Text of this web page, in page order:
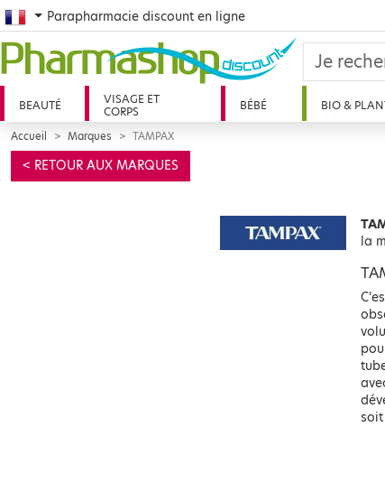
French
Parapharmacie discount en ligne
BEAUTÉ
VISAGE ET
CORPS
BÉBÉ BIO &
Accueil Marques TAMPAX
< RETOUR AUX MARQUES
la
soit